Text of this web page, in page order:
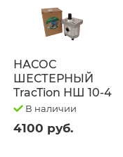
НАСОС
ШЕСТЕРНЫЙ
TracTion НШ 10-4
В наличии
4100 руб.